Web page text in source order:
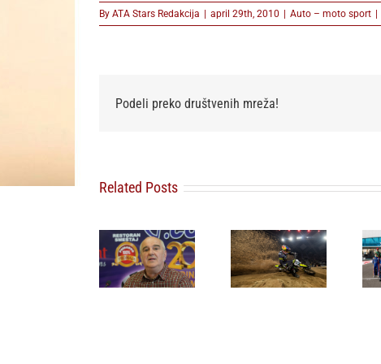
By ATA Stars Redakcija april 29th, 2010 Auto – moto sport
Podeli preko društvenih mreža!
Related Posts
FIM
SuperEnduro
Svetsko
prvenstvo u
Andrija
Kostić
debitovao u